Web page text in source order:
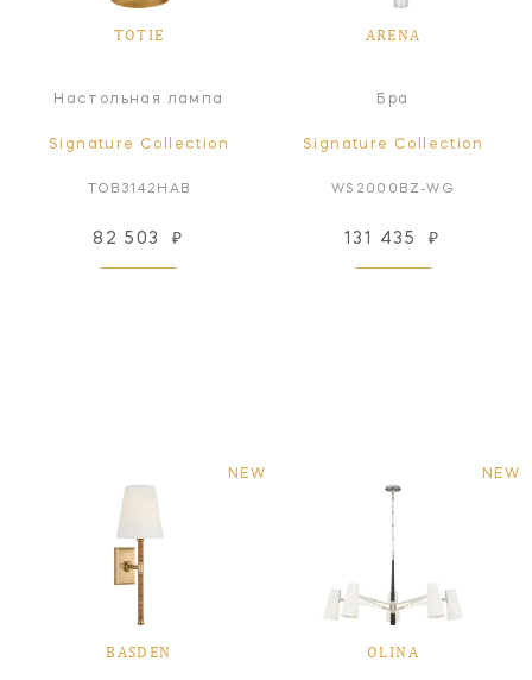
TOTIE
Настольная лампа
Signature Collection
TOB3142HAB
82 503 ₽
ARENA
Бра
Signature Collection
WS2000BZ-WG
131 435 ₽
NEW
BASDEN
NEW
OLINA